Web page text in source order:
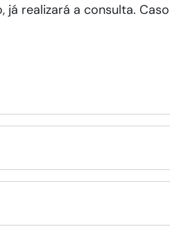
realizará a consulta.